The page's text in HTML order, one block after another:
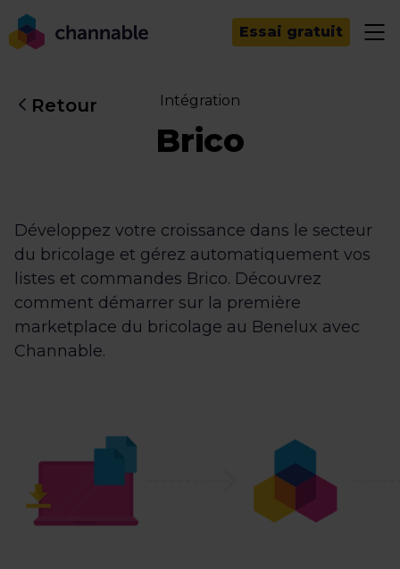
Essai gratuit
Retour Intégration
Brico
Développez votre croissance dans le secteur
du bricolage et gérez automatiquement vos
listes et commandes Brico. Découvrez
comment démarrer sur la première
marketplace du bricolage au Benelux avec
Channable.